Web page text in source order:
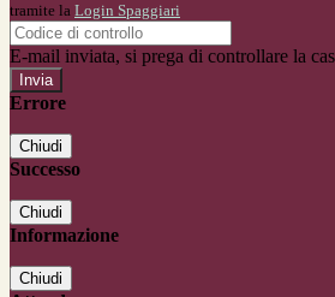
tramite la Login Spaggiari
E-mail inviata, si prega di controllare la
Errore
Chiudi
Successo
Chiudi
Informazione
Chiudi